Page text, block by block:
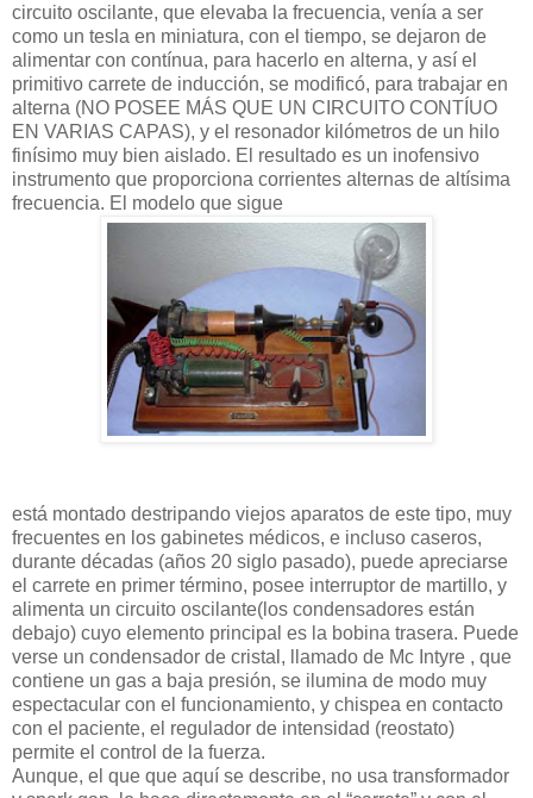
circuito oscilante, que elevaba la frecuencia, venía a ser
como un tesla en miniatura, con el tiempo, se dejaron de
alimentar con contínua, para hacerlo en alterna, y así el
primitivo carrete de inducción, se modificó, para trabajar en
alterna (NO POSEE MÁS QUE UN CIRCUITO CONTÍUO
EN VARIAS CAPAS), y el resonador kilómetros de un hilo
finísimo muy bien aislado. El resultado es un inofensivo
instrumento que proporciona corrientes alternas de altísima
frecuencia. El modelo que sigue
está montado destripando viejos aparatos de este tipo, muy
frecuentes en los gabinetes médicos, e incluso caseros,
durante décadas (años 20 siglo pasado), puede apreciarse
el carrete en primer término, posee interruptor de martillo, y
alimenta un circuito oscilante(los condensadores están
debajo) cuyo elemento principal es la bobina trasera. Puede
verse un condensador de cristal, llamado de Mc Intyre , que
contiene un gas a baja presión, se ilumina de modo muy
espectacular con el funcionamiento, y chispea en contacto
con el paciente, el regulador de intensidad (reostato)
permite el control de la fuerza.
Aunque, el que que aquí se describe, no usa transformador